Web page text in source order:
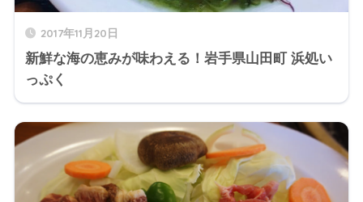
2017年11月20日
新鮮な海の恵みが味わえる！岩手県山田町 浜処い
っぷく